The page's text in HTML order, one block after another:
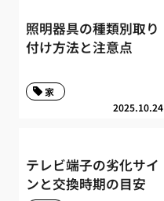
照明器具の種類別取り
付け方法と注意点
2025.10.24
家
テレビ端子の劣化サイ
ンと交換時期の目安